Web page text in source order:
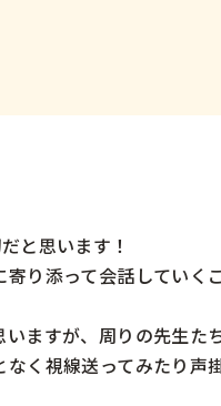
と思います！
り添って会話していく
ますが、周りの先生た
なく視線送ってみたり